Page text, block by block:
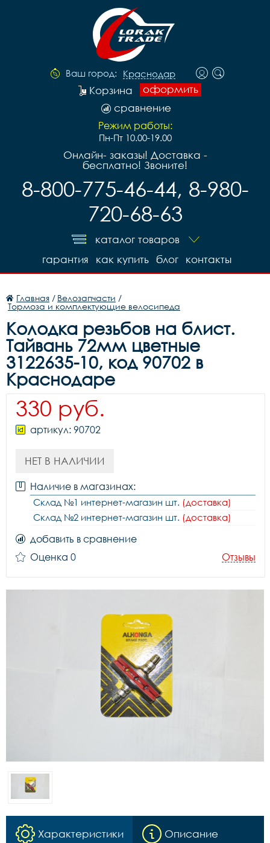
Ваш город: Краснодар
оформить
Корзина
сравнение
Режим работы:
Пн-Пт 10.00-19.00
Онлайн- заказы! Доставка -
бесплатно! Звоните!
8-800-775-46-44, 8-980-
720-68-63
каталог товаров
контакты
блог
как купить
гарантия
Главная / Велозапчасти /
Тормоза и комплектующие велосипеда
Колодка резьбов на блист.
Тайвань 72мм цветные
3122635-10, код 90702 в
Краснодаре
330 руб.
артикул: 90702
НЕТ В НАЛИЧИИ
Наличие в магазинах:
Склад №1 интернет-магазин шт. (доставка)
Склад №2 интернет-магазин шт. (доставка)
добавить в сравнение
Оценка 0
Отзывы
Характеристики Описание